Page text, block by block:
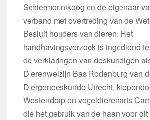
Schiermonnikoog en de eigenaar
verband met overtreding van de
Besluit houders van dieren. Het
handhavingsverzoek is ingediend
de verklaringen van deskundigen
Dierenwelzijn Bas Rodenburg van
Diergeneeskunde Utrecht,
Westendorp en vogeldierenarts
die het gebruik van de haan voor